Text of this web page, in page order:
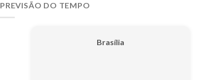
PREVISÃO DO TEMPO
Brasília